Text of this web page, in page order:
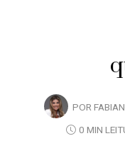
POR
0 MIN